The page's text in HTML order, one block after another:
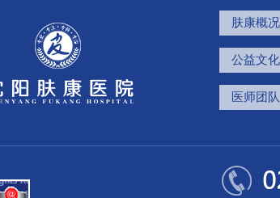
肤康概况
公益文化
医师团队